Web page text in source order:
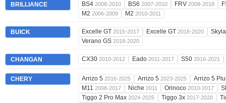
BRILLIANCE BS4 2008-2010 BS6 2007-2010 FRV 2008-2018
M2 2006-2009 M2 2010-2011
BUICK Excelle GT 2015-2017 Excelle GT 2018-2020
Verano GS 2018-2020
CHANGAN CX30 2010-2012 Eado 2011-2017 S50 2016-2021
CHERY Arrizo 5 2016-2025 Arrizo 5 2023-2025
Arrizo 5
M11 2008-2017 Niche 2011 Orinoco 2010-2017
Tiggo 2 Pro Max 2024-2025 Tiggo 3x 2017-2020